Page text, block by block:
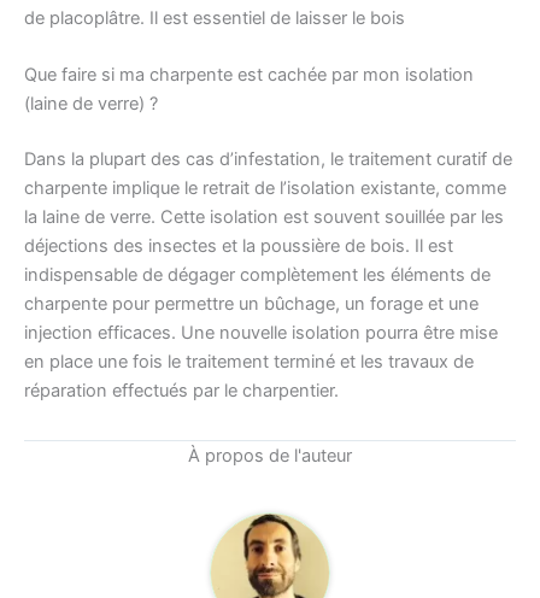
de placoplâtre. Il est essentiel de laisser le bois
Que faire si ma charpente est cachée par mon isolation
(laine de verre) ?
Dans la plupart des cas d’infestation, le traitement curatif de
charpente implique le retrait de l’isolation existante, comme
la laine de verre. Cette isolation est souvent souillée par les
déjections des insectes et la poussière de bois. Il est
indispensable de dégager complètement les éléments de
charpente pour permettre un bûchage, un forage et une
injection efficaces. Une nouvelle isolation pourra être mise
en place une fois le traitement terminé et les travaux de
réparation effectués par le charpentier.
À propos de l'auteur